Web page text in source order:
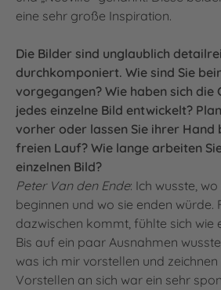
eine sehr große Inspiration.
Die Bilder sind unglaublich
durchkomponiert. Wie sind Sie
vorgegangen? Wie haben sich die
jedes einzelne Bild entwickelt?
vorher oder lassen Sie ihrer Hand
freien Lauf? Wie lange arbeiten
einzelnen Bild?
Peter Van den Ende: Ich wusste,
beginnen und wo sie enden würde.
dazwischen kommt, fühlte sich wie
Bis auf ein paar Ausnahmen
was ich mir vorstellen und zeichnen
Vorstellen an sich war ein sehr